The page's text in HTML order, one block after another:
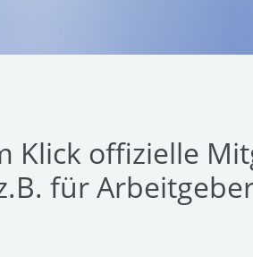
Klick offizielle
für